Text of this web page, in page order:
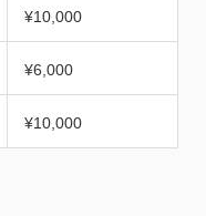
¥10,000
¥6,000
¥10,000